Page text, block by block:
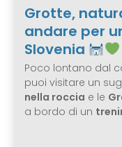
Grotte,
andare per un
Slovenia
Poco lontano dal
puoi visitare un
nella roccia e le
a bordo di un